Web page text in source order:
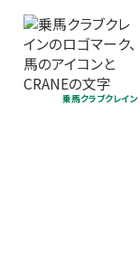
乗馬クラブクレイン